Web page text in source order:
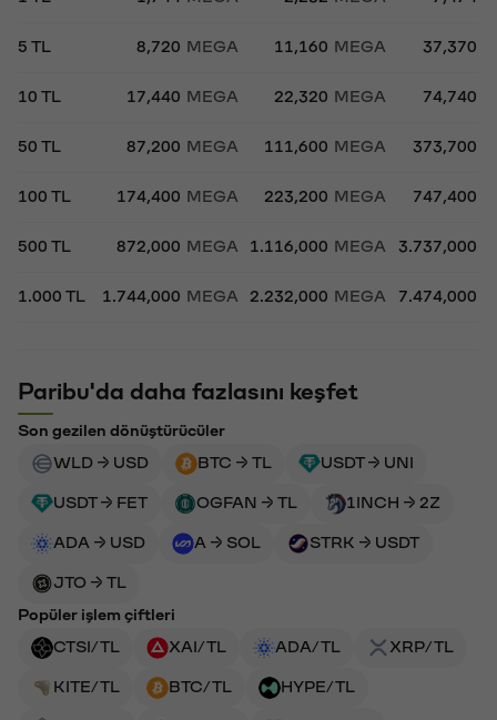
5 TL 8,720 MEGA 11,160 MEGA 37,370
10 TL 17,440 MEGA 22,320 MEGA 74,740
50 TL 87,200 MEGA 111,600 MEGA 373,700
100 TL 174,400 MEGA 223,200 MEGA 747,400
500 TL 872,000 MEGA 1.116,000 MEGA 3.737,000
1.000 TL 1.744,000 MEGA 2.232,000 MEGA 7.474,000
Paribu'da daha fazlasını keşfet
Son gezilen dönüştürücüler
WLD → USD
BTC → TL USDT → UNI
USDT → FET OGFAN → TL 1INCH → 2Z
ADA → USD A → SOL STRK → USDT
JTO → TL
Popüler işlem çiftleri
CTSI/TL
XAI/TL ADA/TL XRP/TL
KITE/TL BTC/TL HYPE/TL